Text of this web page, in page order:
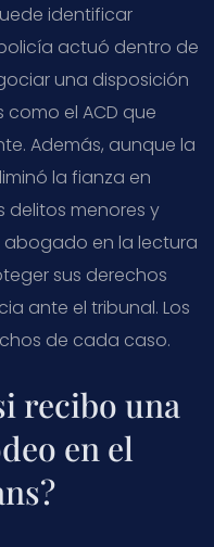
identificar
actuó dentro de
una disposición
el ACD que
Además, aunque la
la fianza en
menores y
abogado en la lectura
sus derechos
ante el tribunal. Los
de cada caso.
recibo una
en el